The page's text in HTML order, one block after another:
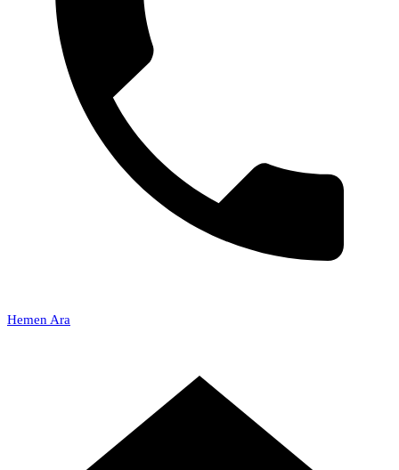
Hemen Ara